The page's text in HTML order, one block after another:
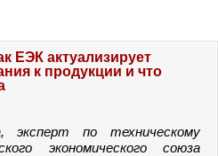
ЕЭК актуализирует
к продукции и что
эксперт по техническому
экономического союза